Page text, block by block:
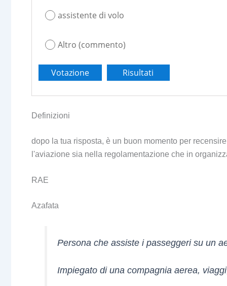
assistente di volo
Altro (commento)
Definizioni
dopo la tua risposta, è un buon momento per
l'aviazione sia nella regolamentazione che in
RAE
Azafata
Persona che assiste i passeggeri su un
Impiegato di una compagnia aerea,